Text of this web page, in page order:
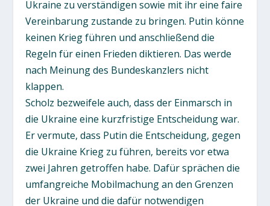
Ukraine zu verständigen sowie mit ihr eine faire
Vereinbarung zustande zu bringen. Putin könne
keinen Krieg führen und anschließend die
Regeln für einen Frieden diktieren. Das werde
nach Meinung des Bundeskanzlers nicht
klappen.
Scholz bezweifele auch, dass der Einmarsch in
die Ukraine eine kurzfristige Entscheidung war.
Er vermute, dass Putin die Entscheidung, gegen
die Ukraine Krieg zu führen, bereits vor etwa
zwei Jahren getroffen habe. Dafür sprächen die
umfangreiche Mobilmachung an den Grenzen
der Ukraine und die dafür notwendigen